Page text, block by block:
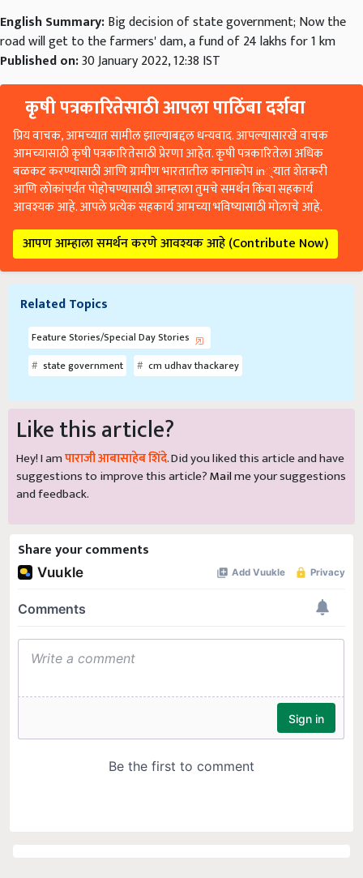
English Summary:Big decision of state government; Now the
road will get to the farmers' dam, a fund of 24 lakhs for 1 km
Published on:30 January 2022, 12:38 IST
कृषी पत्रकारितेसाठी आपला पाठिंबा दर्शवा
प्रिय वाचक, आमच्यात सामील झाल्याबद्दल धन्यवाद. आपल्यासारखे वाचक
आमच्यासाठी कृषी पत्रकारितेसाठी प्रेरणा आहेत. कृषी पत्रकारितेला अधिक
बळकट करण्यासाठी आणि ग्रामीण भारतातील कानाकोप in्यात शेतकरी
आणि लोकांपर्यंत पोहोचण्यासाठी आम्हाला तुमचे समर्थन किंवा सहकार्य
आवश्यक आहे. आपले प्रत्येक सहकार्य आमच्या भविष्यासाठी मोलाचे आहे.
आपण आम्हाला समर्थन करणे आवश्यक आहे (Contribute Now)
Related Topics
Feature Stories/Special Day Stories
state government
cm udhav thackarey
Like this article?
Hey! I amपाराजी आबासाहेब शिंदे. Did you liked this article and have
suggestions to improve this article?Mailme your suggestions
and feedback.
Share your comments